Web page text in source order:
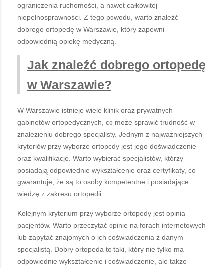
ograniczenia ruchomości, a nawet całkowitej
niepełnosprawności. Z tego powodu, warto znaleźć
dobrego ortopedę w Warszawie, który zapewni
odpowiednią opiekę medyczną.
Jak znaleźć dobrego ortopedę
w Warszawie?
W Warszawie istnieje wiele klinik oraz prywatnych
gabinetów ortopedycznych, co może sprawić trudność w
znalezieniu dobrego specjalisty. Jednym z najważniejszych
kryteriów przy wyborze ortopedy jest jego doświadczenie
oraz kwalifikacje. Warto wybierać specjalistów, którzy
posiadają odpowiednie wykształcenie oraz certyfikaty, co
gwarantuje, że są to osoby kompetentne i posiadające
wiedzę z zakresu ortopedii.
Kolejnym kryterium przy wyborze ortopedy jest opinia
pacjentów. Warto przeczytać opinie na forach internetowych
lub zapytać znajomych o ich doświadczenia z danym
specjalistą. Dobry ortopeda to taki, który nie tylko ma
odpowiednie wykształcenie i doświadczenie, ale także